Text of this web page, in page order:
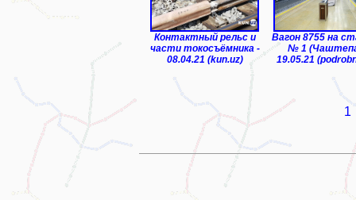
Контактный рельс и
части токосъёмника -
08.04.21 (kun.uz)
Вагон 8755 на
№ 1
19.05.21
1